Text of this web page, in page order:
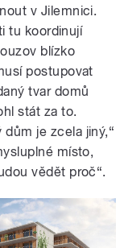
v Jilemnici.
tu koordinují
blízko
postupovat
tvar domů
stát za to.
je zcela jiný,“
místo,
vědět proč“.